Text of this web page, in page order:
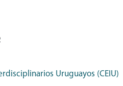
Uruguayos (CEIU)